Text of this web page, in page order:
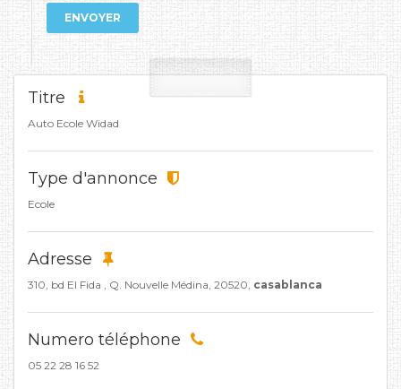
ENVOYER
Titre
Auto Ecole Widad
Type d'annonce
Ecole
Adresse
310, bd El Fida , Q. Nouvelle Médina, 20520, casablanca
Numero téléphone
05 22 28 16 52